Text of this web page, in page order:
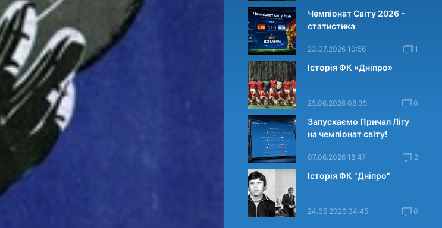
Чемпіонат Світу 2026 -
статистика
23.07.2026 10:56 1
Історія ФК «Дніпро»
25.06.2026 08:35 0
Запускаємо Причал Лігу
на чемпіонат світу!
07.06.2026 18:47 2
Історія ФК "Дніпро"
24.05.2026 04:45 0